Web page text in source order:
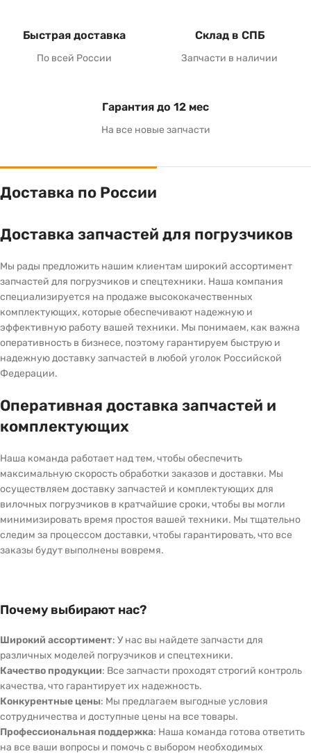
Быстрая доставка
По всей России
Склад в СПБ
Запчасти в наличии
Гарантия до 12 мес
На все новые запчасти
Доставка по России
Доставка запчастей для погрузчиков
Мы рады предложить нашим клиентам широкий ассортимент
запчастей для погрузчиков и спецтехники. Наша компания
специализируется на продаже высококачественных
комплектующих, которые обеспечивают надежную и
эффективную работу вашей техники. Мы понимаем, как важна
оперативность в бизнесе, поэтому гарантируем быструю и
надежную доставку запчастей в любой уголок Российской
Федерации.
Оперативная доставка запчастей и
комплектующих
Наша команда работает над тем, чтобы обеспечить
максимальную скорость обработки заказов и доставки. Мы
осуществляем доставку запчастей и комплектующих для
вилочных погрузчиков в кратчайшие сроки, чтобы вы могли
минимизировать время простоя вашей техники. Мы тщательно
следим за процессом доставки, чтобы гарантировать, что все
заказы будут выполнены вовремя.
Почему выбирают нас?
Широкий ассортимент: У нас вы найдете запчасти для
различных моделей погрузчиков и спецтехники.
Качество продукции: Все запчасти проходят строгий контроль
качества, что гарантирует их надежность.
Конкурентные цены: Мы предлагаем выгодные условия
сотрудничества и доступные цены на все товары.
Профессиональная поддержка: Наша команда готова ответить
на все ваши вопросы и помочь с выбором необходимых